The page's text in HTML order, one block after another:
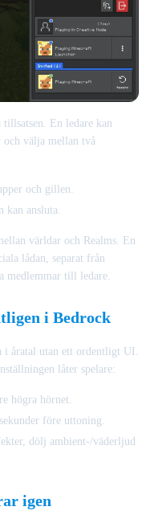
tillsatsen. En ledare kan
och välja mellan två
och gillen.
kan ansluta.
världar och Realms. En
lådan, separat från
medlemmar till ledare.
i Bedrock
åratal utan ett ordentligt UI.
låter spelare:
högra hörnet.
före uttoning.
dölj ambient-/väderljud
igen